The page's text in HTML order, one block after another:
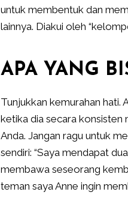
untuk membentuk dan
lainnya. Diakui oleh
APA YANG
Tunjukkan kemurahan hati.
ketika dia secara konsisten
Anda. Jangan ragu untuk
sendiri: “Saya mendapat
membawa seseorang
teman saya Anne ingin